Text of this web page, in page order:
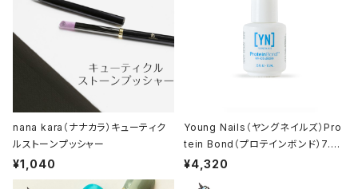
nana kara（ナナカラ）キューティク
ルストーンプッシャー
¥1,040
Young Nails（ヤングネイルズ）Pro
tein Bond（プロテインボンド）7.5
ml
¥4,320